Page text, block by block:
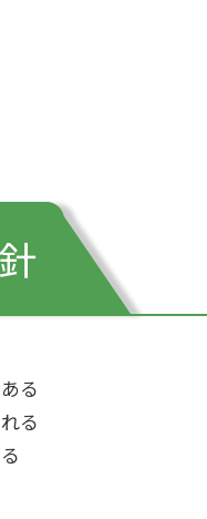
る
る